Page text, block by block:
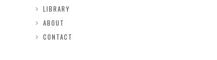
LIBRARY
ABOUT
CONTACT